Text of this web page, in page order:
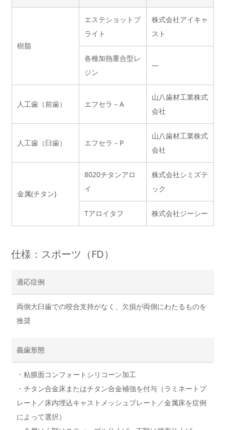
樹脂
エステショットブ
ライト
株式会社アイキャ
スト
各種加熱重合型レ
ジン
—
人工歯（前歯） エフセラ－A
山八歯材工業株式
会社
人工歯（臼歯） エフセラ－P
山八歯材工業株式
会社
金属(チタン)
8020チタンアロ
イ
株式会社シミズテ
ック
Tアロイタフ 株式会社ジーシー
仕様：スポーツ（FD）
適応症例
両側大臼歯での咬合支持がなく、欠損が両側にわたるものを
推奨
義歯形態
・粘膜面コンフォートシリコーン加工
・チタン合金床またはチタン合金補強を付与（ラミネートプ
レート／床内埋込キャストメッシュプレート／金属床を症例
によって選択）